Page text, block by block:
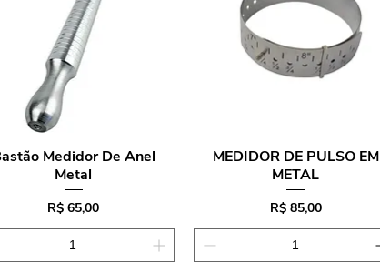
Visualização rápida
Medidor De Anel
Metal
Preço
R$ 65,00
Visualização rápida
MEDIDOR DE PULSO EM
METAL
Preço
R$ 85,00